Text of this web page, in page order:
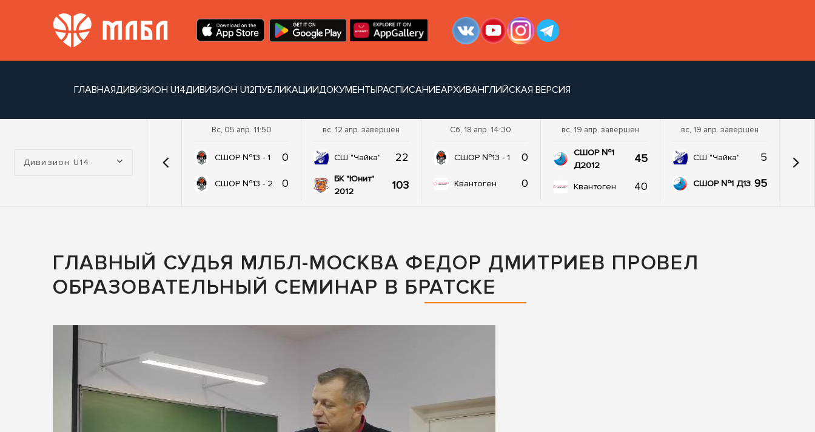
ГЛАВНАЯДИВИЗИОН U14ДИВИЗИОН U12ПУБЛИКАЦИИДОКУМЕНТЫРАСПИСАНИЕАРХИВАНГЛИЙСКАЯ ВЕРСИЯ
Турнир:
Дивизион U14
Вс, 05 апр. 11:50
СШОР №13 - 1 0
СШОР №13 - 2 0
вс, 12 апр. завершен
СШ "Чайка" 22
БК "Юнит"
2012
103
Сб, 18 апр. 14:30
СШОР №13 - 1 0
Квантоген 0
вс, 19 апр. завершен
СШОР №1
Д2012
45
Квантоген 40
вс, 19 апр. завершен
СШ "Чайка" 5
СШОР №1 Д13 95
ГЛАВНЫЙ СУДЬЯ МЛБЛ-МОСКВА ФЕДОР ДМИТРИЕВ ПРОВЕЛ
ОБРАЗОВАТЕЛЬНЫЙ СЕМИНАР В БРАТСКЕ